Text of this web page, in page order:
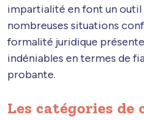
impartialité en font un outil
nombreuses situations
formalité juridique
indéniables en termes de
probante.
Les catégories de